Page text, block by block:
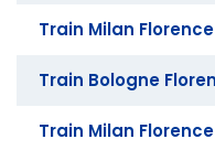
Train Milan Florence
Train Bologne
Train Milan Florence